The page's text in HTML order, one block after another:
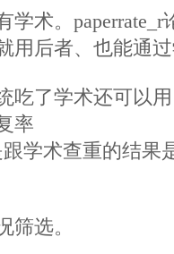
学术。paperrate_r
用后者、也能通
吃了学术还可以用
率
跟学术查重的结
筛选。